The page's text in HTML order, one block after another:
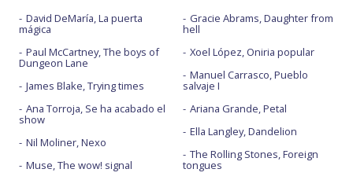
David DeMaría, La puerta
mágica
Paul McCartney, The boys of
Dungeon Lane
James Blake, Trying times
Ana Torroja, Se ha acabado el
show
Nil Moliner, Nexo
Muse, The wow! signal
Gracie Abrams, Daughter from
hell
Xoel López, Oniria popular
Manuel Carrasco, Pueblo
salvaje I
Ariana Grande, Petal
Ella Langley, Dandelion
The Rolling Stones, Foreign
tongues